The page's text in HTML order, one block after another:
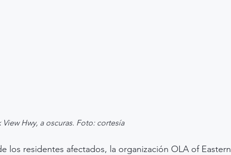
Hwy, a oscuras. Foto: cortesía
los residentes afectados, la organización OLA of Eastern